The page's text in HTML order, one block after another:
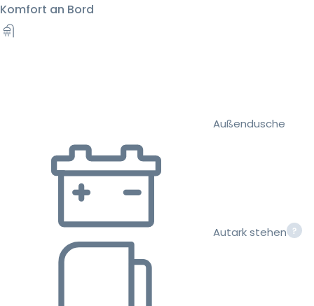
Komfort an Bord
Außendusche
Autark stehen